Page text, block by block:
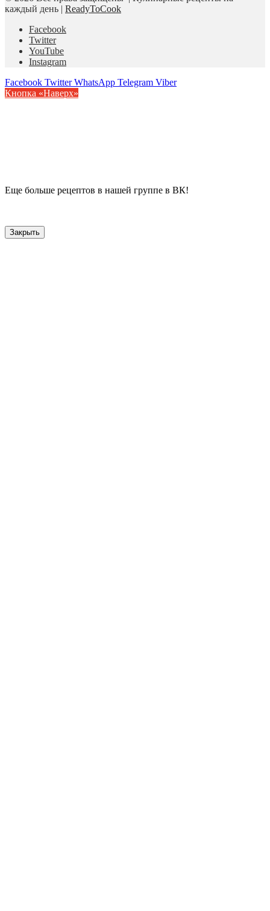
каждый день | ReadyToCook
Facebook
Twitter
YouTube
Instagram
Facebook Twitter WhatsApp Telegram Viber
Кнопка «Наверх»
Еще больше рецептов в нашей группе в ВК!
Закрыть